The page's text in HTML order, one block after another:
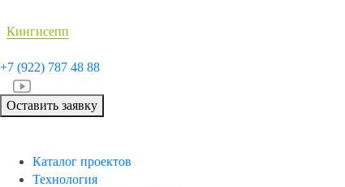
Кингисепп
+7 (922) 787 48 88
Оставить заявку
Каталог проектов
Технология